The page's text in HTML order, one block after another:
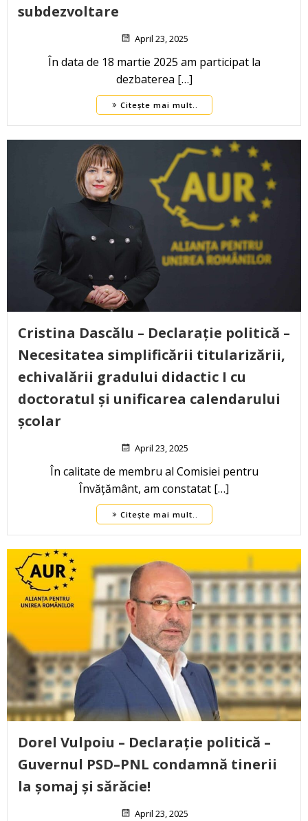
subdezvoltare
April 23, 2025
În data de 18 martie 2025 am participat la
dezbaterea […]
Citește mai mult..
Cristina Dascălu – Declarație politică –
Necesitatea simplificării titularizării,
echivalării gradului didactic I cu
doctoratul și unificarea calendarului
școlar
April 23, 2025
În calitate de membru al Comisiei pentru
Învățământ, am constatat […]
Citește mai mult..
Dorel Vulpoiu – Declarație politică –
Guvernul PSD–PNL condamnă tinerii
la șomaj și sărăcie!
April 23, 2025